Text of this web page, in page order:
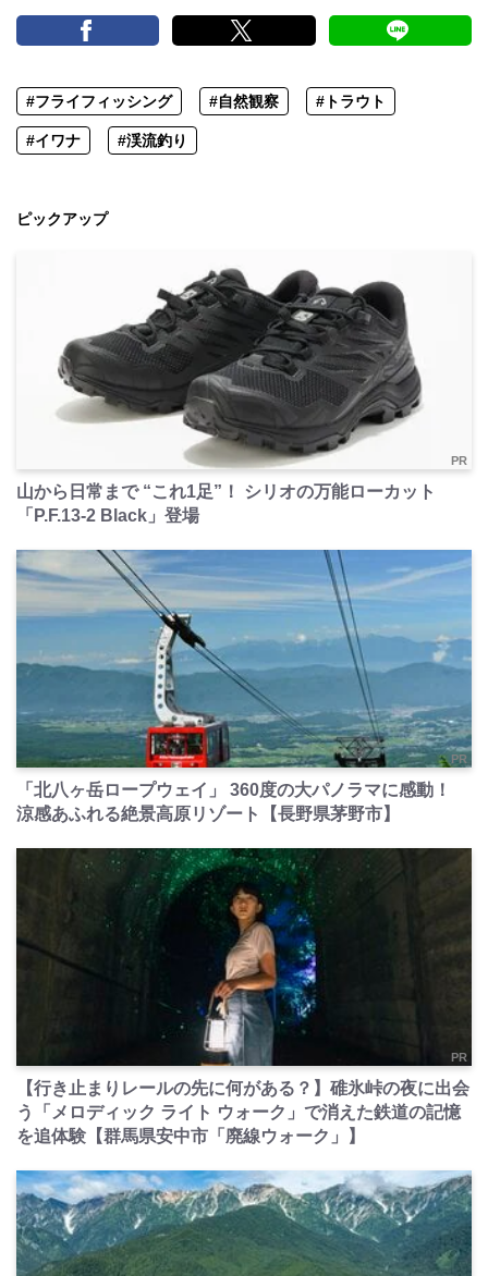
#フライフィッシング #自然観察 #トラウト
#イワナ #渓流釣り
ピックアップ
PR
山から日常まで “これ1足”！ シリオの万能ローカット
「P.F.13-2 Black」登場
PR
「北八ヶ岳ロープウェイ」 360度の大パノラマに感動！
涼感あふれる絶景高原リゾート【長野県茅野市】
PR
【行き止まりレールの先に何がある？】碓氷峠の夜に出会
う「メロディック ライト ウォーク」で消えた鉄道の記憶
を追体験【群馬県安中市「廃線ウォーク」】